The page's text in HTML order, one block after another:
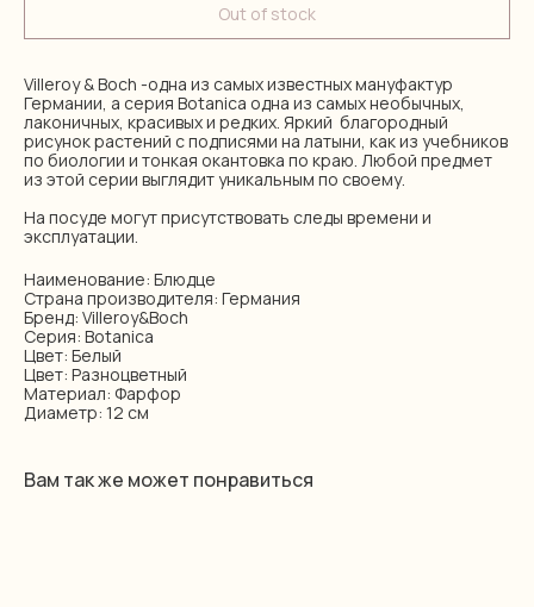
Out of stock
Villeroy & Boch -одна из самых известных мануфактур
Германии, а серия Botanica одна из самых необычных,
лаконичных, красивых и редких. Яркий благородный
рисунок растений с подписями на латыни, как из учебников
по биологии и тонкая окантовка по краю. Любой предмет
из этой серии выглядит уникальным по своему.
На посуде могут присутствовать следы времени и
эксплуатации.
Наименование: Блюдце
Страна производителя: Германия
Бренд: Villeroy&Boch
Серия: Botanica
Цвет: Белый
Цвет: Разноцветный
Материал: Фарфор
Диаметр: 12 см
Вам так же может понравиться